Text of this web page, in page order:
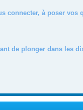
connecter, à poser
de plonger dans les